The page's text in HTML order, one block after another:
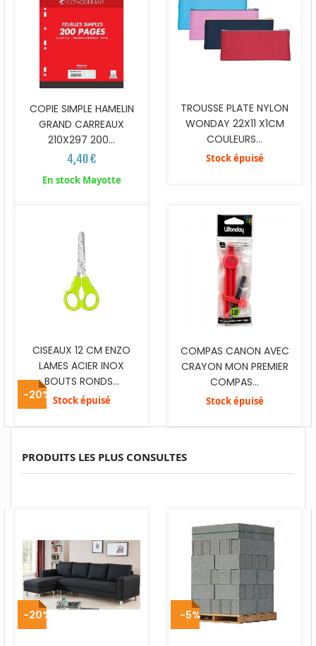
COPIE SIMPLE HAMELIN
GRAND CARREAUX
210X297 200...
4,40 €
En stock Mayotte
TROUSSE PLATE NYLON
WONDAY 22X11 X1CM
COULEURS...
Stock épuisé
CISEAUX 12 CM ENZO
LAMES ACIER INOX
BOUTS RONDS...
Stock épuisé
COMPAS CANON AVEC
CRAYON MON PREMIER
COMPAS...
Stock épuisé
PRODUITS LES PLUS CONSULTES
-20%
-20% -5%